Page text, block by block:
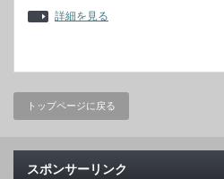
詳細を見る
トップページに戻る
スポンサーリンク